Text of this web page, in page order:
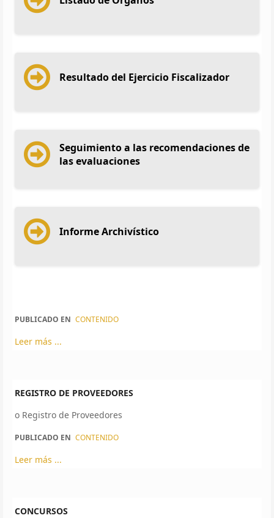
Resultado del Ejercicio Fiscalizador
Seguimiento a las recomendaciones de
las evaluaciones
Informe Archivístico
PUBLICADO EN CONTENIDO
Leer más ...
REGISTRO DE PROVEEDORES
o Registro de Proveedores
PUBLICADO EN CONTENIDO
Leer más ...
CONCURSOS